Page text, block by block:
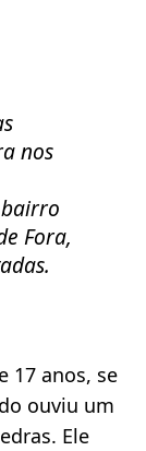
nos
Fora,
17 anos, se
ouviu um
Ele